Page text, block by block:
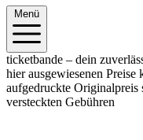
Menü
ticketbande – dein
hier ausgewiesenen
aufgedruckte Originalpreis
versteckten Gebühren